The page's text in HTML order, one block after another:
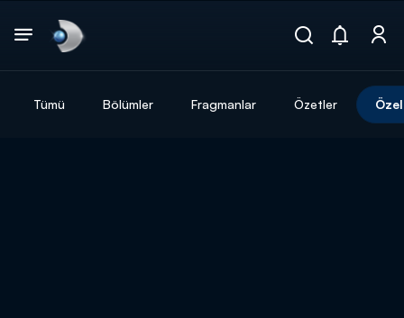
Tümü Bölümler Fragmanlar Özetler